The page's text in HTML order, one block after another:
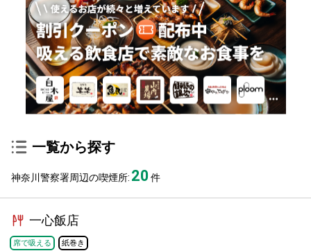
一覧から探す
神奈川警察署周辺の喫煙所: 20件
一心飯店
席で吸える 紙巻き